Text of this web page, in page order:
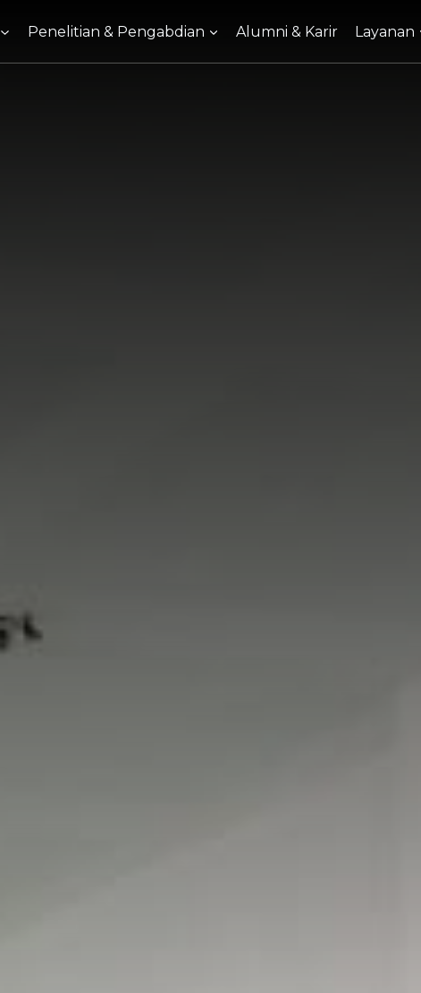
Penelitian & Pengabdian Alumni & Karir Layanan